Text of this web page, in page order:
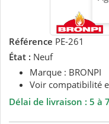
Référence PE-261
État : Neuf
Marque : BRONPI
Voir compatibilité
Délai de livraison : 5 à